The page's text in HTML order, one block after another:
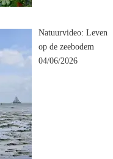
Natuurvideo: Leven
op de zeebodem
04/06/2026